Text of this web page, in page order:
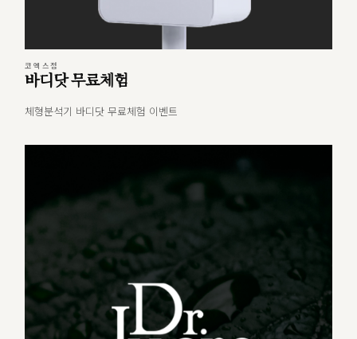
코엑스점
바디닷 무료체험
체형분석기 바디닷 무료체험 이벤트